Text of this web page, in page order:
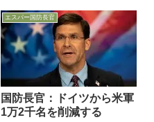
テロセン...
エスパー国防長官
国防長官：ドイツから米軍
1万2千名を削減する